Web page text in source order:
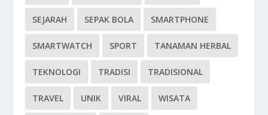
SEJARAH SEPAK BOLA SMARTPHONE
SMARTWATCH SPORT TANAMAN HERBAL
TEKNOLOGI TRADISI TRADISIONAL
TRAVEL UNIK VIRAL WISATA